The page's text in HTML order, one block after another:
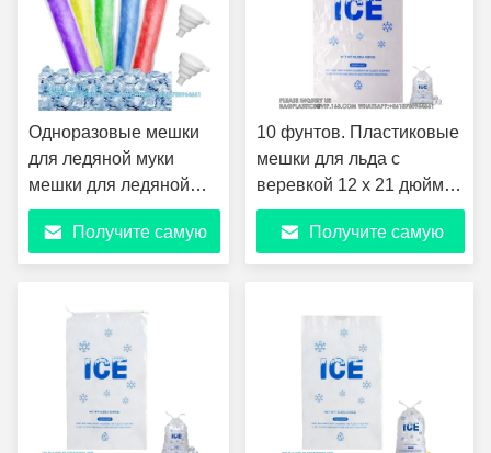
шнуром
Одноразовые мешки
для ледяной муки
мешки для ледяной
муки домашние мешки
для ледяной каши
воронки заморозить
трубки для здоровых
закусок
Получите самую
10 фунтов. Пластиковые
мешки для льда с
веревкой 12 х 21 дюйм
Тяжелые пластиковые
мешки для льда с
пластиковой веревкой (2
Получите самую